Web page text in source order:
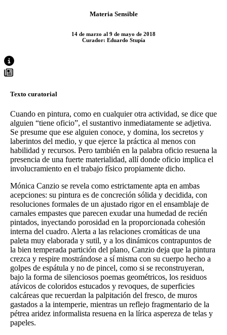
Materia Sensible
14 de marzo al 9 de mayo de 2018
Curador: Eduardo Stupía
Texto curatorial
Cuando en pintura, como en cualquier otra actividad, se dice que
alguien “tiene oficio”, el sustantivo inmediatamente se adjetiva.
Se presume que ese alguien conoce, y domina, los secretos y
laberintos del medio, y que ejerce la práctica al menos con
habilidad y recursos. Pero también en la palabra oficio resuena la
presencia de una fuerte materialidad, allí donde oficio implica el
involucramiento en el trabajo físico propiamente dicho.
Mónica Canzio se revela como estrictamente apta en ambas
acepciones: su pintura es de concreción sólida y decidida, con
resoluciones formales de un ajustado rigor en el ensamblaje de
carnales empastes que parecen exudar una humedad de recién
pintados, inyectando porosidad en la proporcionada cohesión
interna del cuadro. Alerta a las relaciones cromáticas de una
paleta muy elaborada y sutil, y a los dinámicos contrapuntos de
la bien temperada partición del plano, Canzio deja que la pintura
crezca y respire mostrándose a sí misma con su cuerpo hecho a
golpes de espátula y no de pincel, como si se reconstruyeran,
bajo la forma de silenciosos poemas geométricos, los residuos
atávicos de coloridos estucados y revoques, de superficies
calcáreas que recuerdan la palpitación del fresco, de muros
gastados a la intemperie, mientras un reflejo fragmentario de la
pétrea aridez informalista resuena en la lírica aspereza de telas y
papeles.